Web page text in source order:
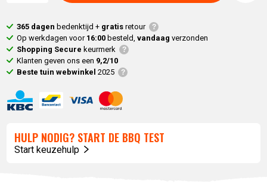
365 dagen bedenktijd + gratisretour
Op werkdagen voor 16:00 besteld,vandaag verzonden
Shopping Secure keurmerk
Klanten geven ons een 9,2/10
Beste tuin webwinkel 2025
HULP NODIG? START DE BBQ TEST
Start keuzehulp